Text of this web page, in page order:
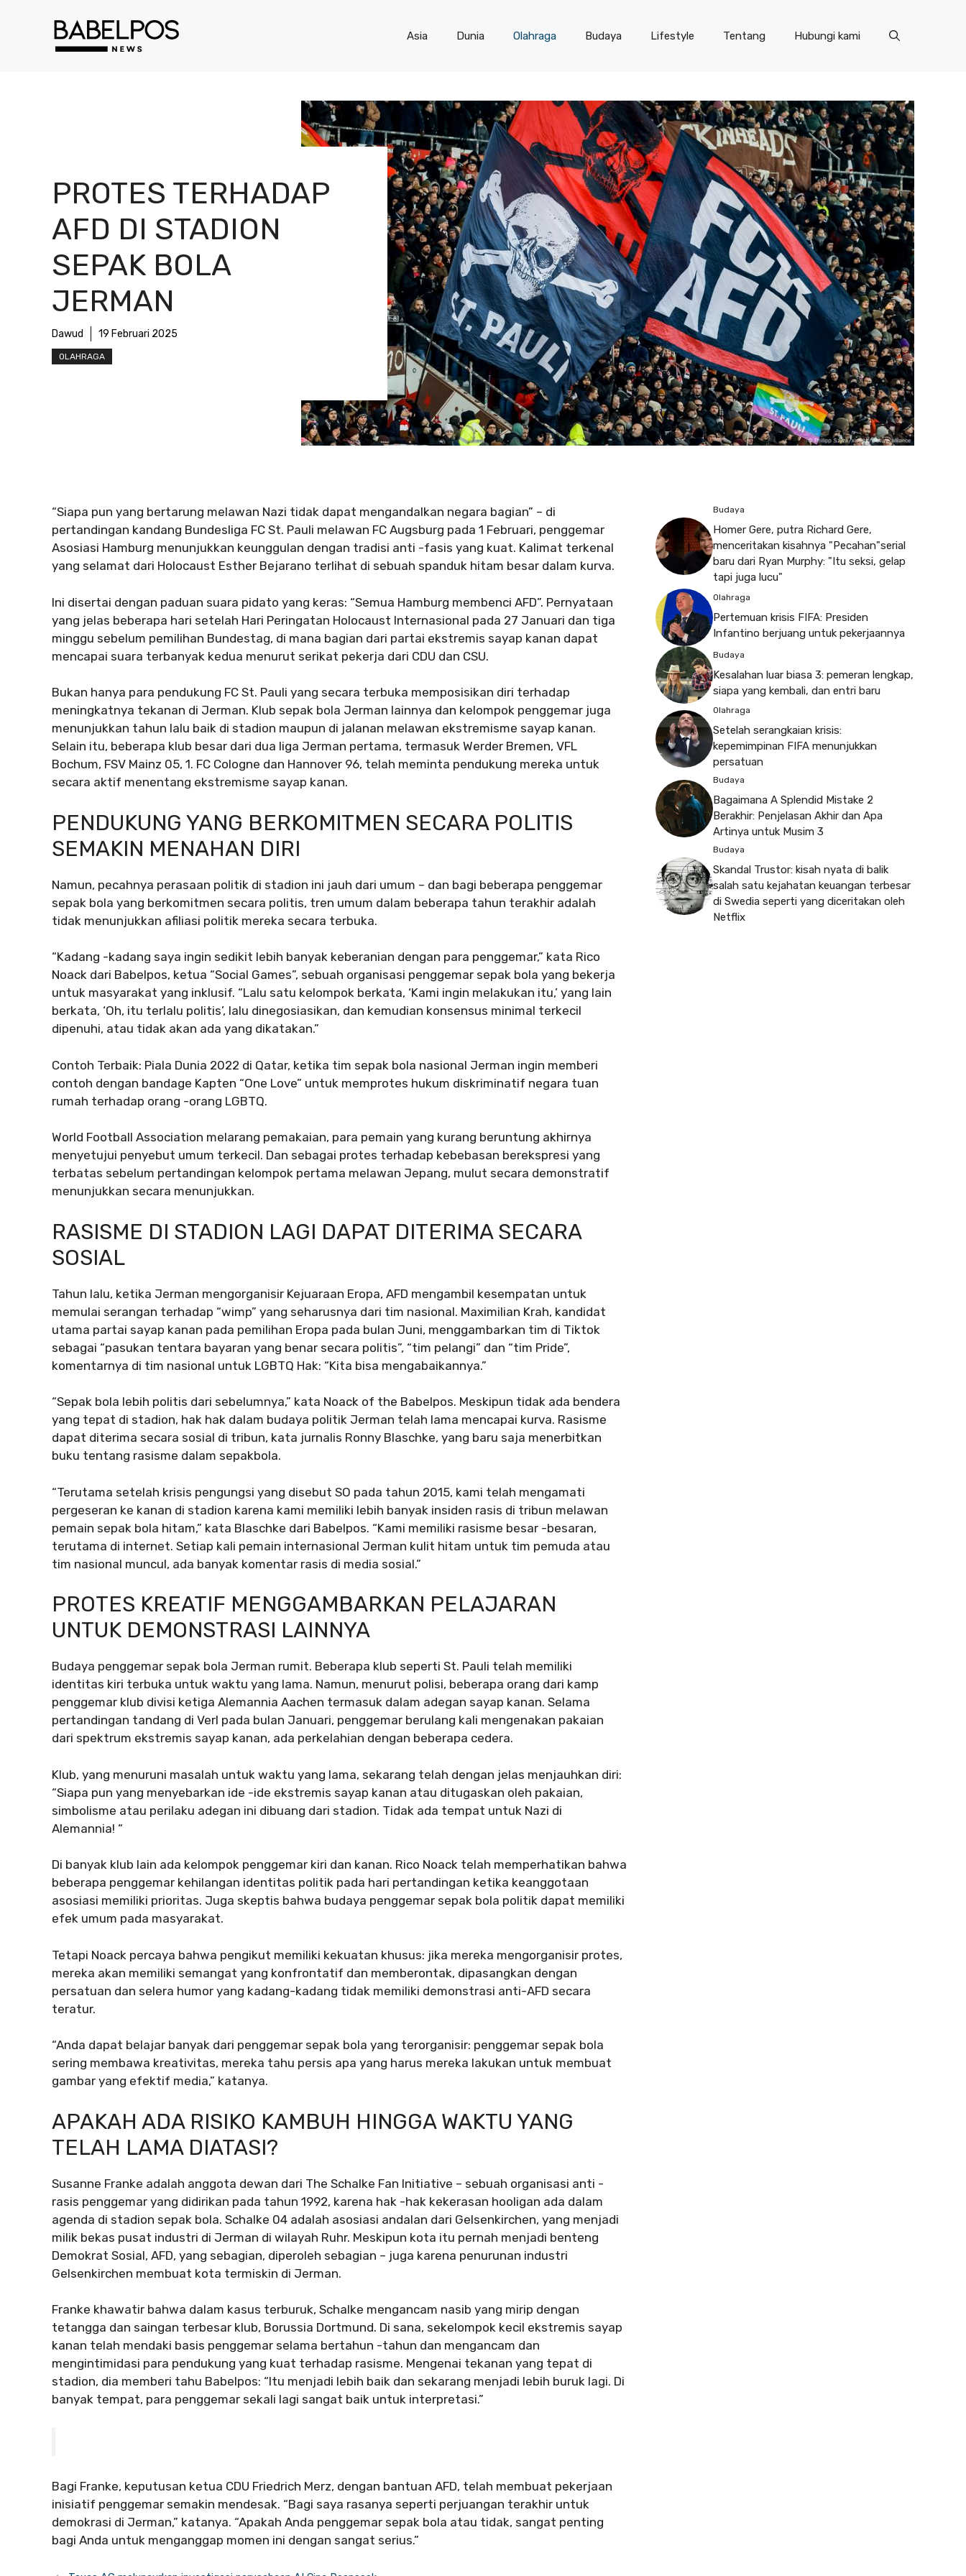
Asia Dunia Olahraga Budaya Lifestyle Tentang Hubungi kami
PROTES TERHADAP
AFD DI STADION
SEPAK BOLA
JERMAN
Dawud 19 Februari 2025
OLAHRAGA
“Siapa pun yang bertarung melawan Nazi tidak dapat mengandalkan negara bagian” – di
pertandingan kandang Bundesliga FC St. Pauli melawan FC Augsburg pada 1 Februari, penggemar
Asosiasi Hamburg menunjukkan keunggulan dengan tradisi anti -fasis yang kuat. Kalimat terkenal
yang selamat dari Holocaust Esther Bejarano terlihat di sebuah spanduk hitam besar dalam kurva.
Ini disertai dengan paduan suara pidato yang keras: “Semua Hamburg membenci AFD”. Pernyataan
yang jelas beberapa hari setelah Hari Peringatan Holocaust Internasional pada 27 Januari dan tiga
minggu sebelum pemilihan Bundestag, di mana bagian dari partai ekstremis sayap kanan dapat
mencapai suara terbanyak kedua menurut serikat pekerja dari CDU dan CSU.
Bukan hanya para pendukung FC St. Pauli yang secara terbuka memposisikan diri terhadap
meningkatnya tekanan di Jerman. Klub sepak bola Jerman lainnya dan kelompok penggemar juga
menunjukkan tahun lalu baik di stadion maupun di jalanan melawan ekstremisme sayap kanan.
Selain itu, beberapa klub besar dari dua liga Jerman pertama, termasuk Werder Bremen, VFL
Bochum, FSV Mainz 05, 1. FC Cologne dan Hannover 96, telah meminta pendukung mereka untuk
secara aktif menentang ekstremisme sayap kanan.
PENDUKUNG YANG BERKOMITMEN SECARA POLITIS
SEMAKIN MENAHAN DIRI
Namun, pecahnya perasaan politik di stadion ini jauh dari umum – dan bagi beberapa penggemar
sepak bola yang berkomitmen secara politis, tren umum dalam beberapa tahun terakhir adalah
tidak menunjukkan afiliasi politik mereka secara terbuka.
“Kadang -kadang saya ingin sedikit lebih banyak keberanian dengan para penggemar,” kata Rico
Noack dari Babelpos, ketua “Social Games”, sebuah organisasi penggemar sepak bola yang bekerja
untuk masyarakat yang inklusif. “Lalu satu kelompok berkata, ‘Kami ingin melakukan itu,’ yang lain
berkata, ‘Oh, itu terlalu politis’, lalu dinegosiasikan, dan kemudian konsensus minimal terkecil
dipenuhi, atau tidak akan ada yang dikatakan.”
Contoh Terbaik: Piala Dunia 2022 di Qatar, ketika tim sepak bola nasional Jerman ingin memberi
contoh dengan bandage Kapten “One Love” untuk memprotes hukum diskriminatif negara tuan
rumah terhadap orang -orang LGBTQ.
World Football Association melarang pemakaian, para pemain yang kurang beruntung akhirnya
menyetujui penyebut umum terkecil. Dan sebagai protes terhadap kebebasan berekspresi yang
terbatas sebelum pertandingan kelompok pertama melawan Jepang, mulut secara demonstratif
menunjukkan secara menunjukkan.
RASISME DI STADION LAGI DAPAT DITERIMA SECARA
SOSIAL
Tahun lalu, ketika Jerman mengorganisir Kejuaraan Eropa, AFD mengambil kesempatan untuk
memulai serangan terhadap “wimp” yang seharusnya dari tim nasional. Maximilian Krah, kandidat
utama partai sayap kanan pada pemilihan Eropa pada bulan Juni, menggambarkan tim di Tiktok
sebagai “pasukan tentara bayaran yang benar secara politis”, “tim pelangi” dan “tim Pride”,
komentarnya di tim nasional untuk LGBTQ Hak: “Kita bisa mengabaikannya.”
“Sepak bola lebih politis dari sebelumnya,” kata Noack of the Babelpos. Meskipun tidak ada bendera
yang tepat di stadion, hak hak dalam budaya politik Jerman telah lama mencapai kurva. Rasisme
dapat diterima secara sosial di tribun, kata jurnalis Ronny Blaschke, yang baru saja menerbitkan
buku tentang rasisme dalam sepakbola.
“Terutama setelah krisis pengungsi yang disebut SO pada tahun 2015, kami telah mengamati
pergeseran ke kanan di stadion karena kami memiliki lebih banyak insiden rasis di tribun melawan
pemain sepak bola hitam,” kata Blaschke dari Babelpos. “Kami memiliki rasisme besar -besaran,
terutama di internet. Setiap kali pemain internasional Jerman kulit hitam untuk tim pemuda atau
tim nasional muncul, ada banyak komentar rasis di media sosial.”
PROTES KREATIF MENGGAMBARKAN PELAJARAN
UNTUK DEMONSTRASI LAINNYA
Budaya penggemar sepak bola Jerman rumit. Beberapa klub seperti St. Pauli telah memiliki
identitas kiri terbuka untuk waktu yang lama. Namun, menurut polisi, beberapa orang dari kamp
penggemar klub divisi ketiga Alemannia Aachen termasuk dalam adegan sayap kanan. Selama
pertandingan tandang di Verl pada bulan Januari, penggemar berulang kali mengenakan pakaian
dari spektrum ekstremis sayap kanan, ada perkelahian dengan beberapa cedera.
Klub, yang menuruni masalah untuk waktu yang lama, sekarang telah dengan jelas menjauhkan diri:
“Siapa pun yang menyebarkan ide -ide ekstremis sayap kanan atau ditugaskan oleh pakaian,
simbolisme atau perilaku adegan ini dibuang dari stadion. Tidak ada tempat untuk Nazi di
Alemannia! “
Di banyak klub lain ada kelompok penggemar kiri dan kanan. Rico Noack telah memperhatikan bahwa
beberapa penggemar kehilangan identitas politik pada hari pertandingan ketika keanggotaan
asosiasi memiliki prioritas. Juga skeptis bahwa budaya penggemar sepak bola politik dapat memiliki
efek umum pada masyarakat.
Tetapi Noack percaya bahwa pengikut memiliki kekuatan khusus: jika mereka mengorganisir protes,
mereka akan memiliki semangat yang konfrontatif dan memberontak, dipasangkan dengan
persatuan dan selera humor yang kadang-kadang tidak memiliki demonstrasi anti-AFD secara
teratur.
“Anda dapat belajar banyak dari penggemar sepak bola yang terorganisir: penggemar sepak bola
sering membawa kreativitas, mereka tahu persis apa yang harus mereka lakukan untuk membuat
gambar yang efektif media,” katanya.
APAKAH ADA RISIKO KAMBUH HINGGA WAKTU YANG
TELAH LAMA DIATASI?
Susanne Franke adalah anggota dewan dari The Schalke Fan Initiative – sebuah organisasi anti -
rasis penggemar yang didirikan pada tahun 1992, karena hak -hak kekerasan hooligan ada dalam
agenda di stadion sepak bola. Schalke 04 adalah asosiasi andalan dari Gelsenkirchen, yang menjadi
milik bekas pusat industri di Jerman di wilayah Ruhr. Meskipun kota itu pernah menjadi benteng
Demokrat Sosial, AFD, yang sebagian, diperoleh sebagian – juga karena penurunan industri
Gelsenkirchen membuat kota termiskin di Jerman.
Franke khawatir bahwa dalam kasus terburuk, Schalke mengancam nasib yang mirip dengan
tetangga dan saingan terbesar klub, Borussia Dortmund. Di sana, sekelompok kecil ekstremis sayap
kanan telah mendaki basis penggemar selama bertahun -tahun dan mengancam dan
mengintimidasi para pendukung yang kuat terhadap rasisme. Mengenai tekanan yang tepat di
stadion, dia memberi tahu Babelpos: “Itu menjadi lebih baik dan sekarang menjadi lebih buruk lagi. Di
banyak tempat, para penggemar sekali lagi sangat baik untuk interpretasi.”
Bagi Franke, keputusan ketua CDU Friedrich Merz, dengan bantuan AFD, telah membuat pekerjaan
inisiatif penggemar semakin mendesak. “Bagi saya rasanya seperti perjuangan terakhir untuk
demokrasi di Jerman,” katanya. “Apakah Anda penggemar sepak bola atau tidak, sangat penting
bagi Anda untuk menganggap momen ini dengan sangat serius.”
Budaya
Homer Gere, putra Richard Gere,
menceritakan kisahnya "Pecahan"serial
baru dari Ryan Murphy: "Itu seksi, gelap
tapi juga lucu"
Olahraga
Pertemuan krisis FIFA: Presiden
Infantino berjuang untuk pekerjaannya
Budaya
Kesalahan luar biasa 3: pemeran lengkap,
siapa yang kembali, dan entri baru
Olahraga
Setelah serangkaian krisis:
kepemimpinan FIFA menunjukkan
persatuan
Budaya
Bagaimana A Splendid Mistake 2
Berakhir: Penjelasan Akhir dan Apa
Artinya untuk Musim 3
Budaya
Skandal Trustor: kisah nyata di balik
salah satu kejahatan keuangan terbesar
di Swedia seperti yang diceritakan oleh
Netflix